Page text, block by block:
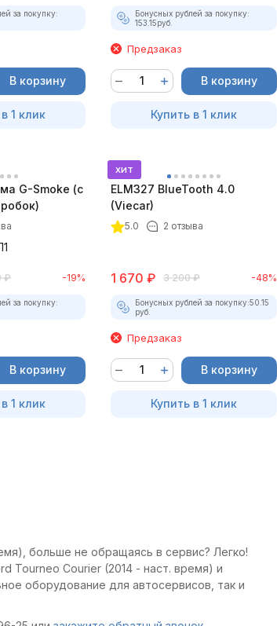
за покупку:
В корзину
1 клик
Бонусных рублей за покупку:
153.15руб.
Предзаказ
В корзину
Купить в 1 клик
G-Smoke (c
₽ -19%
за покупку:
В корзину
1 клик
хит
ELM327 BlueTooth 4.0
(Viecar)
5.0 2 отзыва
1 670 ₽ 3 200 ₽ -48%
Бонусных рублей за покупку:50.15
руб.
Предзаказ
В корзину
Купить в 1 клик
больше не обращаясь в сервис? Легко!
Tourneo Courier (2014 - наст. время) и
оборудование для автосервисов, так и